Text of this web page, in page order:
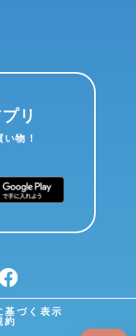
リ
物！
facebook
基づく表示
約